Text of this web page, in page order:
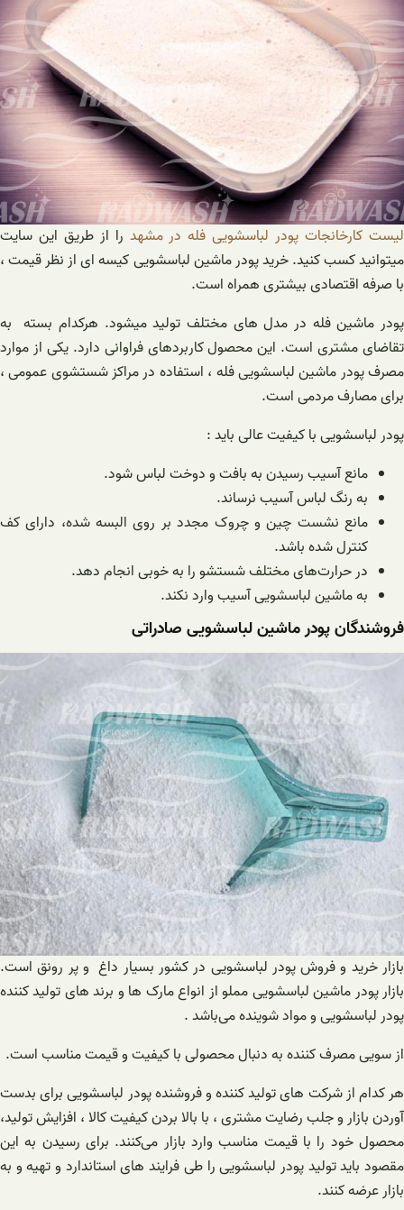
لیست کارخانجات پودر لباسشویی فله در مشهد را از طریق این سایت
میتوانید کسب کنید. خرید پودر ماشین لباسشویی کیسه ای از نظر قیمت ،
با صرفه اقتصادی بیشتری همراه است.
پودر ماشین فله در مدل های مختلف تولید میشود. هرکدام بسته به
تقاضای مشتری است. این محصول کاربردهای فراوانی دارد. یکی از موارد
مصرف پودر ماشین لباسشویی فله ، استفاده در مراکز شستشوی عمومی ،
برای مصارف مردمی است.
پودر لباسشویی با کیفیت عالی باید :
مانع آسیب رسیدن به بافت و دوخت لباس شود.
به رنگ لباس آسیب نرساند.
مانع نشست چین و چروک مجدد بر روی البسه شده، دارای کف
کنترل شده باشد.
در حرارت‌های مختلف شستشو را به خوبی انجام دهد.
به ماشین لباسشویی آسیب وارد نکند.
فروشندگان پودر ماشین لباسشویی صادراتی
بازار خرید و فروش پودر لباسشویی در کشور بسیار داغ و پر رونق است.
بازار پودر ماشین لباسشویی مملو از انواع مارک ها و برند های تولید کننده
پودر لباسشویی و مواد شوینده می‌باشد .
از سویی مصرف کننده به دنبال محصولی با کیفیت ‌و قیمت مناسب است.
هر کدام از شرکت های تولید کننده و فروشنده پودر لباسشویی برای بدست
آوردن بازار و ‌جلب رضایت مشتری ، با بالا بردن کیفیت کالا ، افزایش تولید،
محصول خود را با قیمت مناسب وارد بازار می‌کنند. برای رسیدن به این
مقصود باید تولید پودر لباسشویی را طی فرایند های استاندارد و تهیه و به
بازار عرضه کنند.